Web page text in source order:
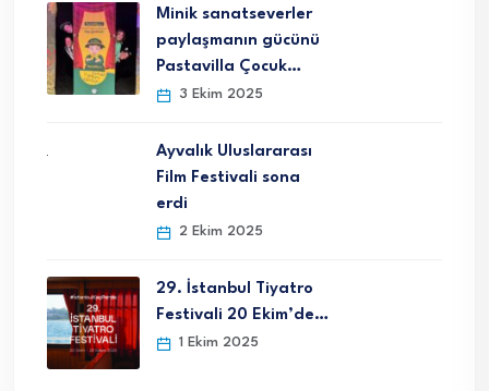
Minik sanatseverler
paylaşmanın gücünü
Pastavilla Çocuk…
3 Ekim 2025
Ayvalık Uluslararası
Film Festivali sona
erdi
2 Ekim 2025
29. İstanbul Tiyatro
Festivali 20 Ekim’de…
1 Ekim 2025